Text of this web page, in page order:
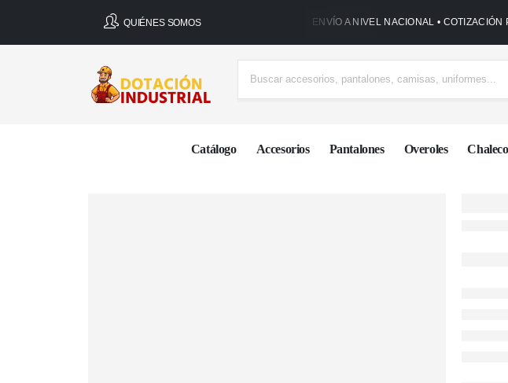
QUIÉNES SOMOS ENVÍO A NIVEL NACIONAL •
Catálogo Accesorios Pantalones Overoles